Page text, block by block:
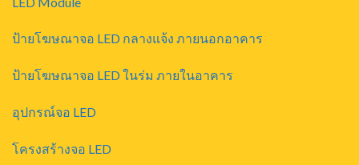
ป้ายโฆษณาจอ LED กลางแจ้ง ภายนอกอาคาร
ป้ายโฆษณาจอ LED ในร่ม ภายในอาคาร
อุปกรณ์จอ LED
โครงสร้างจอ LED